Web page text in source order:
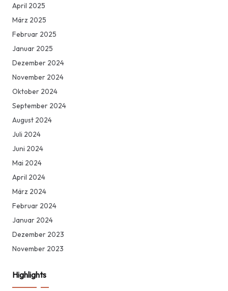
April 2025
März 2025
Februar 2025
Januar 2025
Dezember 2024
November 2024
Oktober 2024
September 2024
August 2024
Juli 2024
Juni 2024
Mai 2024
April 2024
März 2024
Februar 2024
Januar 2024
Dezember 2023
November 2023
Highlights